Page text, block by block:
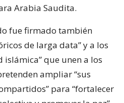
Arabia Saudita.
fue firmado también
de larga data” y a los
que unen a los
ampliar “sus
para “fortalecer